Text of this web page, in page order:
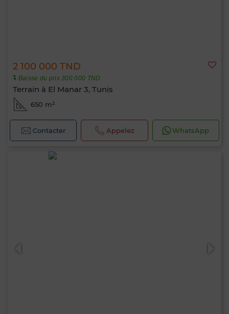
2 100 000 TND
Baisse du prix 300 000 TND
Terrain à El Manar 3, Tunis
650 m²
Contacter Appelez WhatsApp